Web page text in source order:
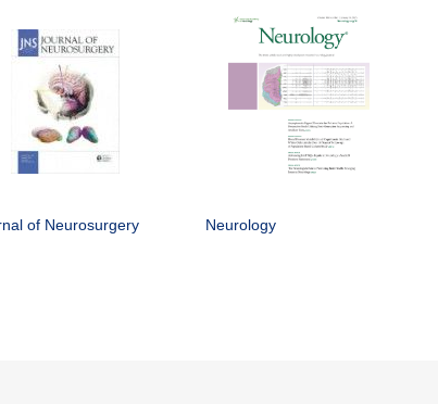
of Neurosurgery Neurology